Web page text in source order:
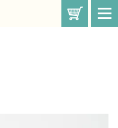
買い物
t
o